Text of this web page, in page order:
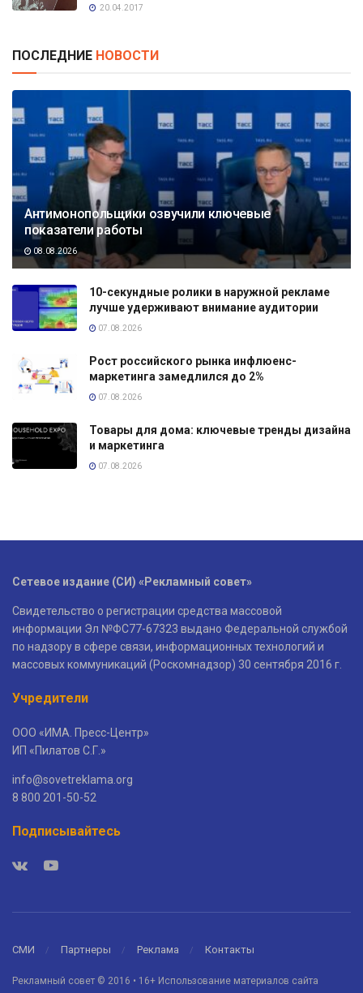
20.04.2017
ПОСЛЕДНИЕ НОВОСТИ
Антимонопольщики озвучили ключевые
показатели работы
08.08.2026
10-секундные ролики в наружной рекламе
лучше удерживают внимание аудитории
07.08.2026
Рост российского рынка инфлюенс-
маркетинга замедлился до 2%
07.08.2026
Товары для дома: ключевые тренды дизайна
и маркетинга
07.08.2026
Сетевое издание (СИ) «Рекламный совет»
Свидетельство о регистрации средства массовой
информации Эл №ФС77-67323 выдано Федеральной службой
по надзору в сфере связи, информационных технологий и
массовых коммуникаций (Роскомнадзор) 30 сентября 2016 г.
Учредители
ООО «ИМА. Пресс-Центр»
ИП «Пилатов С.Г.»
info@sovetreklama.org
8 800 201-50-52
Подписывайтесь
СМИ Партнеры Реклама Контакты
Рекламный совет © 2016 • 16+ Использование материалов сайта